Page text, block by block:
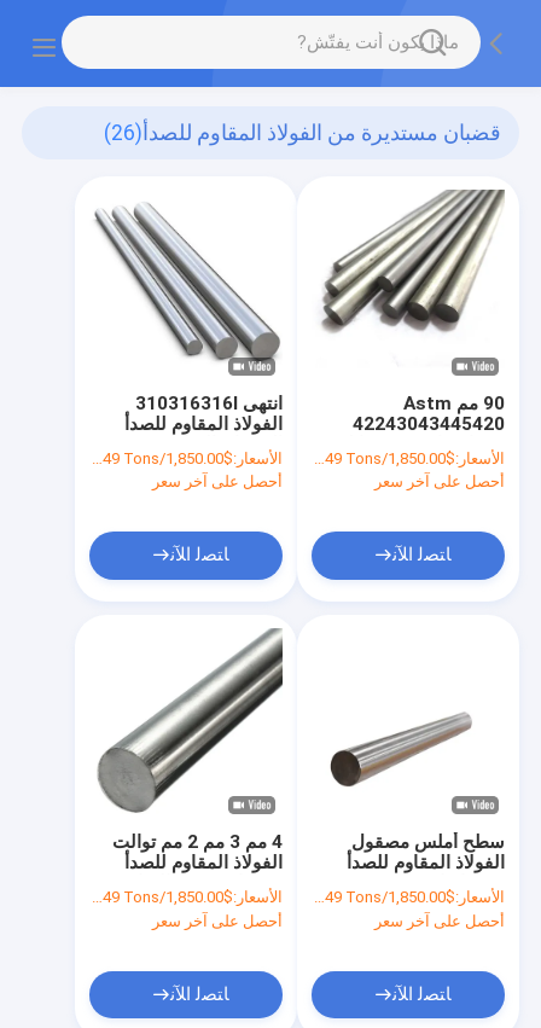
قضبان مستديرة من الفولاذ المقاوم للصدأ (26)
انتهى 310316316l
الفولاذ المقاوم للصدأ
السطح
الأسعار:$1,850.00/Tons 1-49 Tons
أحصل على آخر سعر
ﺎﺘﺼﻟ ﺍﻶﻧ
90 مم Astm
42243043445420
قضبان دائرية غير قابلة
للصدأ نصف مسطح
الأسعار:$1,850.00/Tons 1-49 Tons
أحصل على آخر سعر
ﺎﺘﺼﻟ ﺍﻶﻧ
4 مم 3 مم 2 مم توالت
الفولاذ المقاوم للصدأ
شريط مستدير الصانع
الأسعار:$1,850.00/Tons 1-49 Tons
أحصل على آخر سعر
ﺎﺘﺼﻟ ﺍﻶﻧ
سطح أملس مصقول
الفولاذ المقاوم للصدأ
شريط دائري
304316430430f 431
الأسعار:$1,850.00/Tons 1-49 Tons
أحصل على آخر سعر
ﺎﺘﺼﻟ ﺍﻶﻧ